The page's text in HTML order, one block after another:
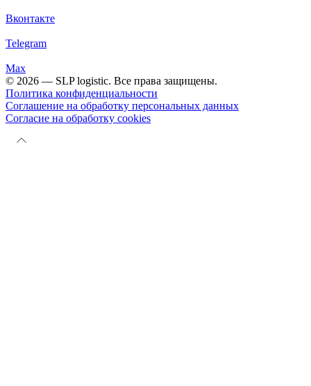
Вконтакте
Telegram
Max
© 2026 — SLP logistic. Все права защищены.
Политика конфиденциальности
Соглашение на обработку персональных данных
Согласие на обработку cookies